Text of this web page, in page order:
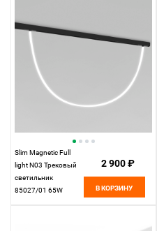
Slim Magnetic Full
light N03 Трековый
светильник
85027/01 65W
2 900 ₽
В КОРЗИНУ